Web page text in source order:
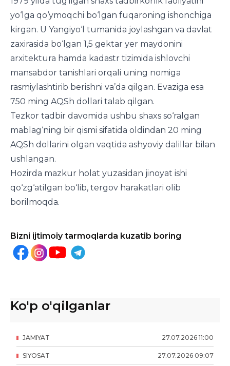
yo‘lga qo‘ymoqchi bo‘lgan fuqaroning ishonchiga
kirgan. U Yangiyo‘l tumanida joylashgan va davlat
zaxirasida bo‘lgan 1,5 gektar yer maydonini
arxitektura hamda kadastr tizimida ishlovchi
mansabdor tanishlari orqali uning nomiga
rasmiylashtirib berishni va’da qilgan. Evaziga esa
750 ming AQSh dollari talab qilgan.
Tezkor tadbir davomida ushbu shaxs so‘ralgan
mablag‘ning bir qismi sifatida oldindan 20 ming
AQSh dollarini olgan vaqtida ashyoviy dalillar bilan
ushlangan.
Hozirda mazkur holat yuzasidan jinoyat ishi
qo‘zg‘atilgan bo‘lib, tergov harakatlari olib
borilmoqda.
Bizni ijtimoiy tarmoqlarda kuzatib boring
Ko'p o'qilganlar
27.07.2026 11:00
JAMIYAT
27.07.2026 09:07
SIYOSAT